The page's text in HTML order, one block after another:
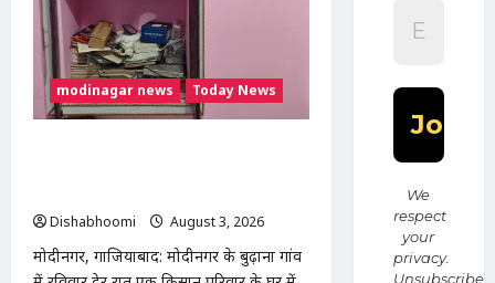
बाइक
चोरी,
CCTV
में
कैद
हुआ
चोर;
पुलिस
modinagar news Today News
Dishabhoomi
August 3, 2026
मोदीनगर, गाजियाबाद: मोदीनगर के बुढ़ाना गांव
We
respect
your
privacy.
Unsubscribe